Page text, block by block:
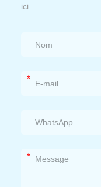
ici
*
*